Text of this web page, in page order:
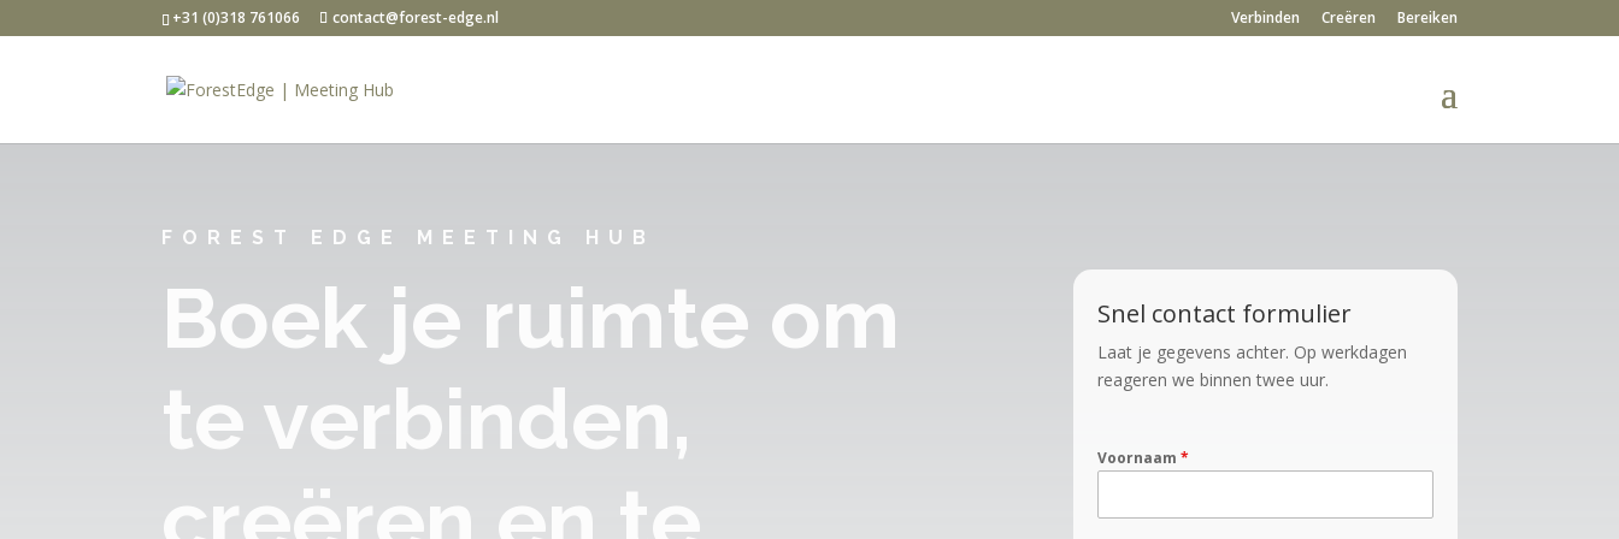
+31 (0)318 761066 contact@forest-edge.nl Verbinden Creëren Bereiken
FOREST EDGE MEETING HUB
Boek je ruimte om
te verbinden,
Snel contact formulier
Laat je gegevens achter. Op werkdagen
reageren we binnen twee uur.
Voornaam *